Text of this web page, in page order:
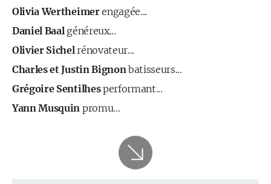
Olivia Wertheimerengagée...
Daniel Baalgénéreux...
Olivier Sichelrénovateur...
Charles et Justin Bignonbatisseurs...
Grégoire Sentilhesperformant...
Yann Musquin promu...